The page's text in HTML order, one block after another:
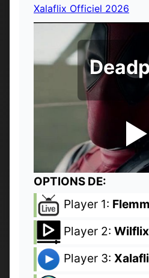
Xalaflix Officiel 2026
OPTIONS DE:
Player 1:
Player 2: Wilflix
Player 3: